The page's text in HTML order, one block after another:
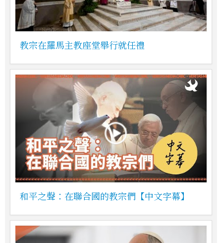
教宗在羅馬主教座堂舉行就任禮
和平之聲：在聯合國的教宗們【中文字幕】